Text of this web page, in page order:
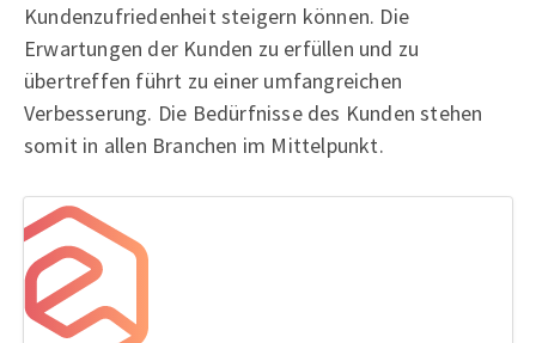
Kundenzufriedenheit steigern können. Die
Erwartungen der Kunden zu erfüllen und zu
übertreffen führt zu einer umfangreichen
Verbesserung. Die Bedürfnisse des Kunden stehen
somit in allen Branchen im Mittelpunkt.